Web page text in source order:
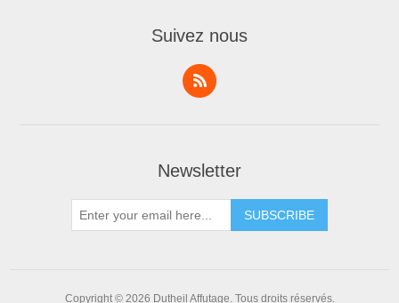
Suivez nous
Newsletter
Copyright © 2026 Dutheil Affutage. Tous droits réservés.